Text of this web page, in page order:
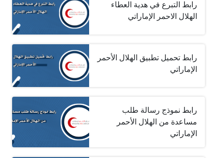
رابط التبرع في هدية العطاء
الهلال الاحمر الإماراتي
رابط تحميل تطبيق الهلال الأحمر
الإماراتي
رابط نموذج رسالة طلب
مساعدة من الهلال الأحمر
الإماراتي